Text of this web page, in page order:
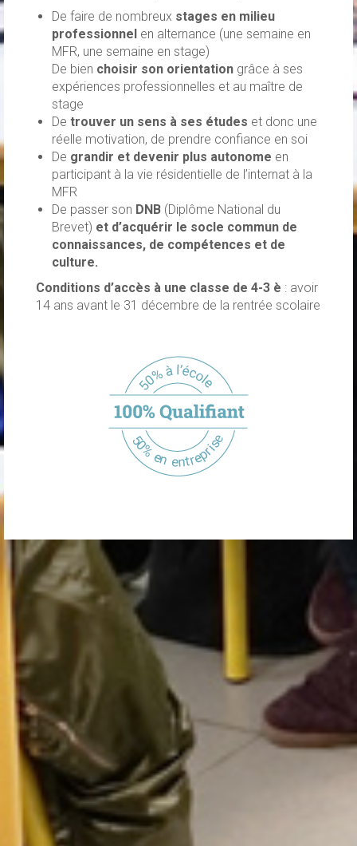
De faire de nombreux stages en milieu
professionnel en alternance (une semaine en
MFR, une semaine en stage)
De bien choisir son orientation grâce à ses
expériences professionnelles et au maître de
stage
De trouver un sens à ses études et donc une
réelle motivation, de prendre confiance en soi
De grandir et devenir plus autonome en
participant à la vie résidentielle de l’internat à la
MFR
De passer son DNB (Diplôme National du
Brevet) et d’acquérir le socle commun de
connaissances, de compétences et de
culture.
Conditions d’accès à une classe de 4-3 è : avoir
14 ans avant le 31 décembre de la rentrée scolaire